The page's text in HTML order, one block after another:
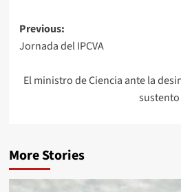
Post
navigation
Previous:
Jornada del IPCVA
El ministro de Ciencia ante la
More Stories